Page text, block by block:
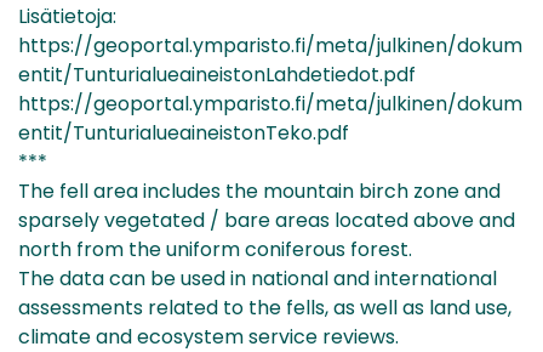
Lisätietoja:
https://geoportal.ymparisto.fi/meta/julkinen/dokum
entit/TunturialueaineistonLahdetiedot.pdf
https://geoportal.ymparisto.fi/meta/julkinen/dokum
entit/TunturialueaineistonTeko.pdf
***
The fell area includes the mountain birch zone and
sparsely vegetated / bare areas located above and
north from the uniform coniferous forest.
The data can be used in national and international
assessments related to the fells, as well as land use,
climate and ecosystem service reviews.